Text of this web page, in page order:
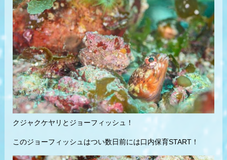
クジャクケヤリとジョーフィッシュ！
このジョーフィッシュはつい数日前には口内保育START！